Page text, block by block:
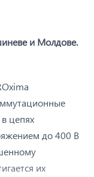
и Молдове.
цепях
до 400 В
их